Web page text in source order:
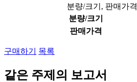
분량/크기, 판매가격
분량/크기
판매가격
구매하기 목록
같은 주제의 보고서